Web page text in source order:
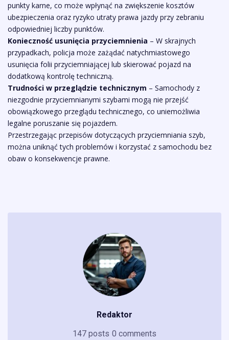
punkty karne, co może wpłynąć na zwiększenie kosztów
ubezpieczenia oraz ryzyko utraty prawa jazdy przy zebraniu
odpowiedniej liczby punktów.
Konieczność usunięcia przyciemnienia – W skrajnych
przypadkach, policja może zażądać natychmiastowego
usunięcia folii przyciemniającej lub skierować pojazd na
dodatkową kontrolę techniczną.
Trudności w przeglądzie technicznym – Samochody z
niezgodnie przyciemnianymi szybami mogą nie przejść
obowiązkowego przeglądu technicznego, co uniemożliwia
legalne poruszanie się pojazdem.
Przestrzegając przepisów dotyczących przyciemniania szyb,
można uniknąć tych problemów i korzystać z samochodu bez
obaw o konsekwencje prawne.
Redaktor
147 posts 0 comments